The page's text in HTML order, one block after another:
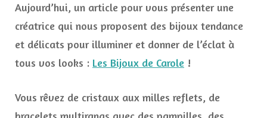
faire
plaisir
Aujourd’hui, un article pour vous présenter une
créatrice qui nous proposent des bijoux tendance
et délicats pour illuminer et donner de l’éclat à
tous vos looks : Les Bijoux de Carole !
Vous rêvez de cristaux aux milles reflets, de